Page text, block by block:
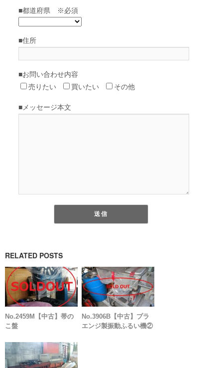
RELATED POSTS
No.2459M【中古】帯の
こ盤
No.3906B【中古】プラ
エンジ製振動ふるい機②